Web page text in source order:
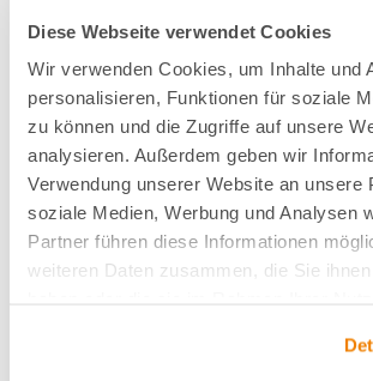
Diese Webseite verwendet Cookies
Wir verwenden Cookies, um Inhalte und
personalisieren, Funktionen für soziale
zu können und die Zugriffe auf unsere
analysieren. Außerdem geben wir
Verwendung unserer Website an unsere
soziale Medien, Werbung und Analysen
Partner führen diese Informationen
weiteren Daten zusammen, die Sie
Veredler
Floritec
Erhältlich
Ganze Saison
FAVORITE